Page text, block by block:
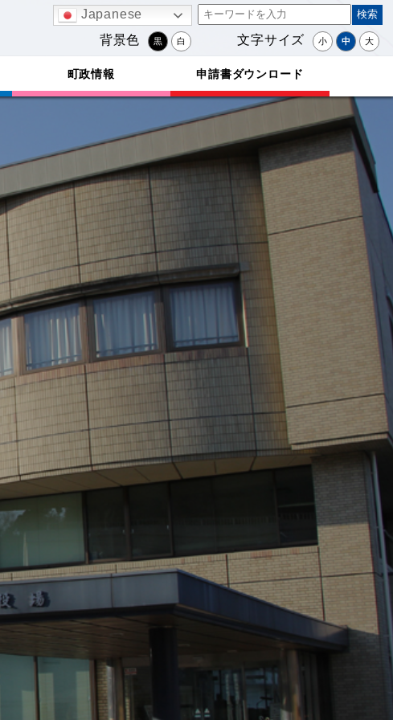
Japanese
背景色 黒 白 文字サイズ 小 中 大
町政情報 申請書ダウンロード